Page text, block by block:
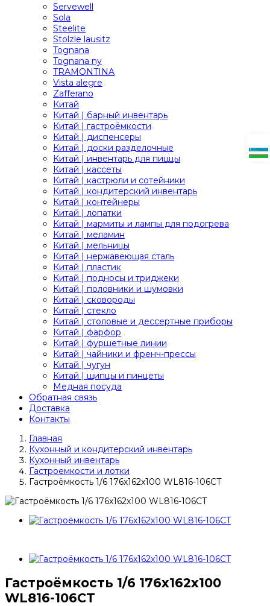
Servewell
Sola
Steelite
Stolzle lausitz
Tognana
Tognana ny
TRAMONTINA
Vista alegre
Zafferano
Китай
Китай | барный инвентарь
Китай | гастроёмкости
Китай | диспенсеры
Китай | доски разделочные
Китай | инвентарь для пиццы
Китай | кассеты
Китай | кастрюли и сотейники
Китай | кондитерский инвентарь
Китай | контейнеры
Китай | лопатки
Китай | мармиты и лампы для подогрева
Китай | меламин
Китай | мельницы
Китай | нержавеющая сталь
Китай | пластик
Китай | подносы и триджеки
Китай | половники и шумовки
Китай | сковороды
Китай | стекло
Китай | столовые и дессертные приборы
Китай | фарфор
Китай | фуршетные линии
Китай | чайники и френч-прессы
Китай | чугун
Китай | щипцы и пинцеты
Медная посуда
Обратная связь
Доставка
Контакты
Главная
Кухонный и кондитерский инвентарь
Кухонный инвентарь
Гастроемкости и лотки
Гастроёмкость 1/6 176x162x100 WL816-106CT
Гастроёмкость 1/6 176x162x100
WL816-106CT